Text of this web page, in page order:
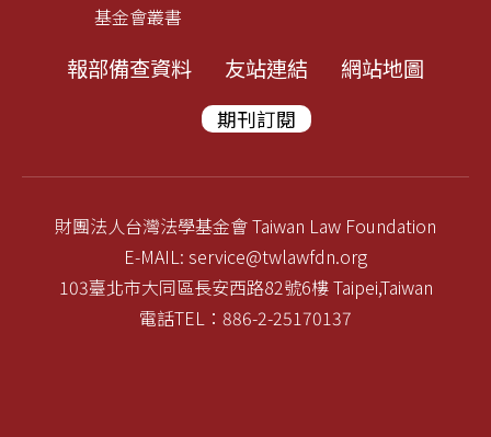
基金會叢書
報部備查資料 友站連結 網站地圖
期刊訂閱
財團法人台灣法學基金會 Taiwan Law Foundation
E-MAIL: service@twlawfdn.org
103臺北市大同區長安西路82號6樓 Taipei,Taiwan
電話TEL：886-2-25170137